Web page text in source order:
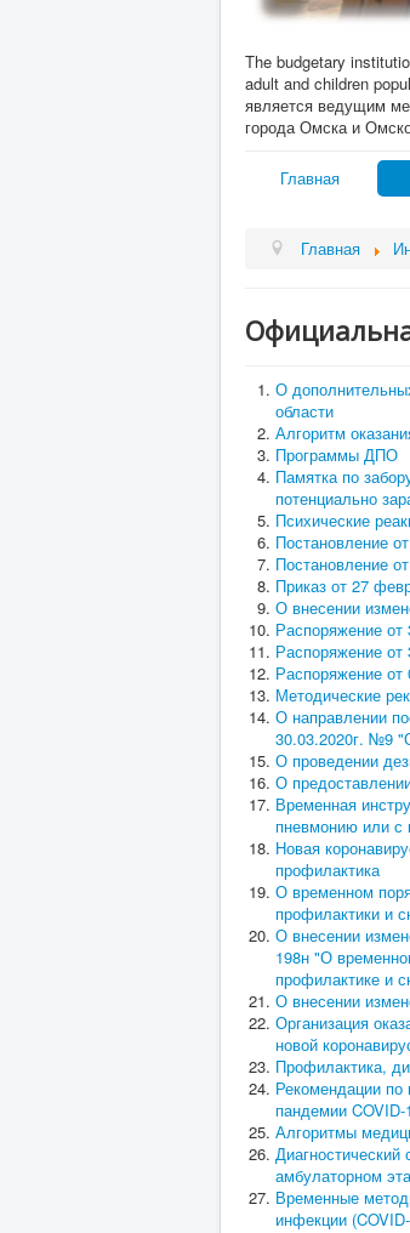
The budgetary
adult and children
является ведущим
города Омска и
Главная
Главная
О
области
Алгоритм
Программы ДПО
Памятка по
потенциально
Психические
Постановление
Постановление
Приказ от 27
О внесении
Распоряжение
Распоряжение
Распоряжение
Методические
О направлении
30.03.2020г. №9
О проведении
О
Временная
пневмонию или с
Новая
профилактика
О временном
профилактики и
О внесении
198н "О
профилактике и
О внесении
Организация
новой
Профилактика,
Рекомендации по
пандемии COVID-
Алгоритмы
Диагностический
амбулаторном
Временные
инфекции